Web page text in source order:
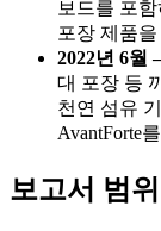
보드를 포
포장 제품
2022년 6월 –
대 포장 등
천연 섬유
AvantForte
보고서 범위